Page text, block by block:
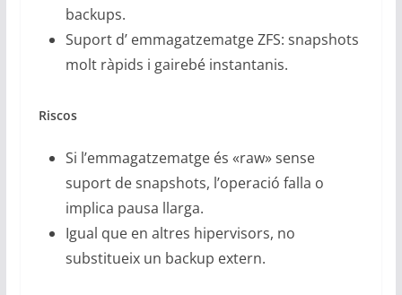
backups.
Suport d’ emmagatzematge ZFS: snapshots
molt ràpids i gairebé instantanis.
Riscos
Si l’emmagatzematge és «raw» sense
suport de snapshots, l’operació falla o
implica pausa llarga.
Igual que en altres hipervisors, no
substitueix un backup extern.